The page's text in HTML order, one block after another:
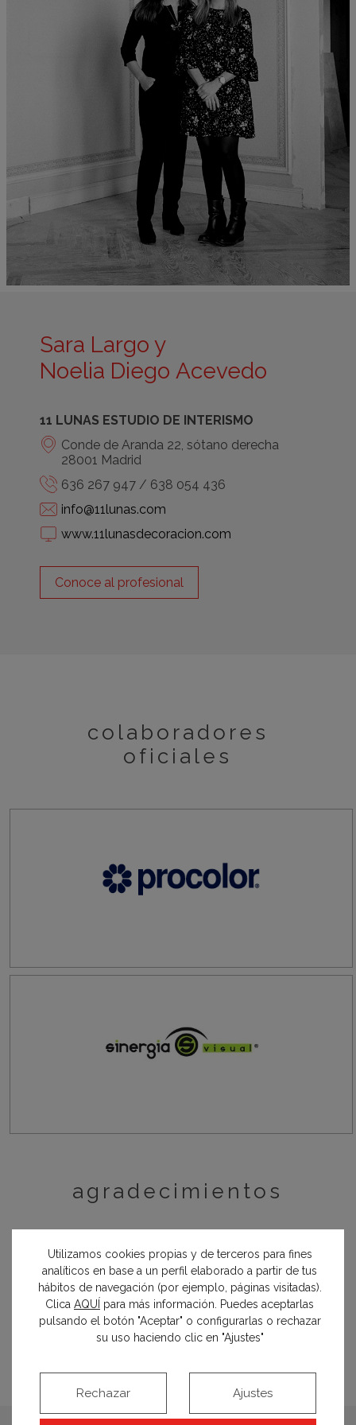
Sara Largo y
Noelia Diego Acevedo
11 LUNAS ESTUDIO DE INTERISMO
Conde de Aranda 22, sótano derecha
28001 Madrid
636 267 947 / 638 054 436
info@11lunas.com
www.11lunasdecoracion.com
Conoce al profesional
colaboradores
oficiales
agradecimientos
Acicalia (Reforma)
Blanco de Zinc (técnica de pared)
Utilizamos cookies propias y de terceros para fines
analíticos en base a un perfil elaborado a partir de tus
hábitos de navegación (por ejemplo, páginas visitadas).
Clica AQUÍ para más información. Puedes aceptarlas
pulsando el botón "Aceptar" o configurarlas o rechazar
su uso haciendo clic en "Ajustes"
Rechazar Ajustes